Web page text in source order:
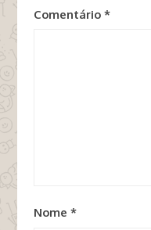
Comentário *
Nome *